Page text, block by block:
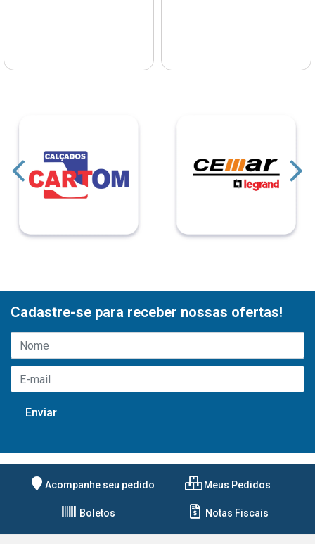
Cadastre-se para receber nossas ofertas!
Acompanhe seu pedido Meus Pedidos
Boletos Notas Fiscais